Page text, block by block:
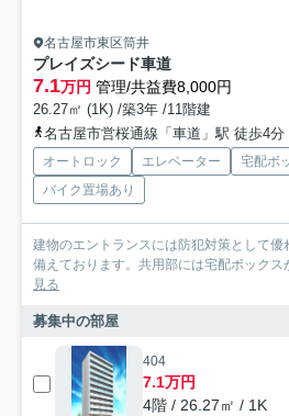
名古屋市東区筒井
プレイズシード車道
7.1万円 管理/共益費8,000円
26.27㎡ (1K) /築3年 /11階建
名古屋市営桜通線「車道」駅 徒歩4分
オートロック エレベーター 宅配ボ
バイク置場あり
建物のエントランスには防犯対策として
備えております。共用部には宅配ボックス
見る
募集中の部屋
404
7.1万円
4階 / 26.27㎡ / 1K